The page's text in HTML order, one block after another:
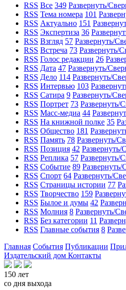
RSS Все 349 Развернуть/
RSS Тема номера 101
RSS Актуально 151
RSS Экспертиза 36
RSS Взгляд 57 Развернуть/
RSS Встреча 73 Развернуть/
RSS Голос редакции 26
RSS Дата 47 Развернуть/
RSS Дело 114 Развернуть/
RSS Интервью 103
RSS Сатира 9 Развернуть/
RSS Портрет 73 Развернуть/
RSS Масс-медиа 44
RSS На книжной полке 35
RSS Общество 181
RSS Память 78 Развернуть/
RSS Позиция 42 Развернуть/
RSS Реплика 57 Развернуть/
RSS Событие 89 Развернуть/
RSS Спорт 64 Развернуть/
RSS Страницы истории 77
RSS Творчество 159
RSS Былое и думы 42
RSS Молния 8 Развернуть/
RSS Без категории 11
RSS Главные события 8
Главная События Публикации
Издательский дом Контакты
150 лет
со дня выхода